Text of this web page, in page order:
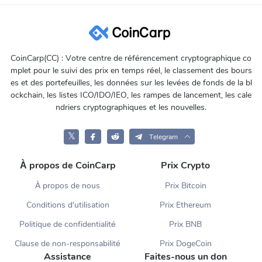
CoinCarp(CC) : Votre centre de référencement cryptographique co
mplet pour le suivi des prix en temps réel, le classement des bours
es et des portefeuilles, les données sur les levées de fonds de la bl
ockchain, les listes ICO/IDO/IEO, les rampes de lancement, les cale
ndriers cryptographiques et les nouvelles.
𝕏 Telegram
À propos de CoinCarp
À propos de nous
Conditions d'utilisation
Politique de confidentialité
Clause de non-responsabilité
Prix Crypto
Prix Bitcoin
Prix Ethereum
Prix BNB
Prix DogeCoin
Assistance Faites-nous un don